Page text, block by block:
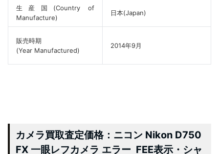
生産国(Country of
Manufacture)
日本(Japan)
販売時期
(Year Manufactured)
2014年9月
カメラ買取査定価格：ニコン Nikon D750
FX 一眼レフカメラ エラー FEE表示・シャ